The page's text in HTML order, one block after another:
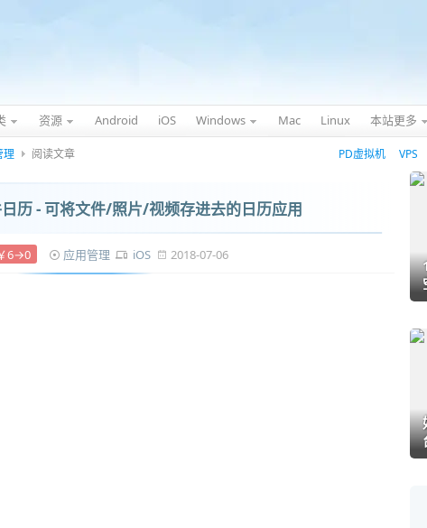
资源 Android iOS Windows Mac Linux 本站更多
理 阅读文章 PD虚拟机 VPS
历 - 可将文件/照片/视频存进去的日历应用
6→0 应用管理 iOS 2018-07-06